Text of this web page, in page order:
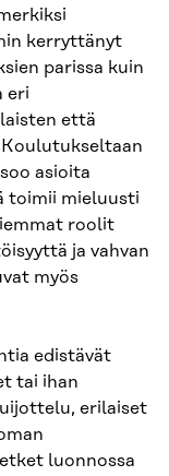
kerryttänyt
parissa kuin
eri
että
Koulutukseltaan
asioita
toimii mieluusti
roolit
ja vahvan
myös
edistävät
tai ihan
erilaiset
luonnossa